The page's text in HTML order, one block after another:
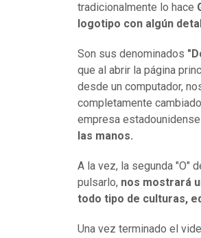
tradicionalmente lo hace
logotipo con algún
Son sus denominados
que al abrir la página
desde un computador,
completamente
empresa
las manos.
A la vez, la segunda "O"
pulsarlo, nos mostrará
todo tipo de culturas,
Una vez terminado el